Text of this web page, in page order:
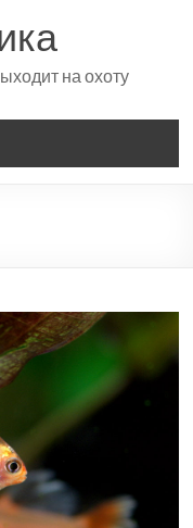
на охоту